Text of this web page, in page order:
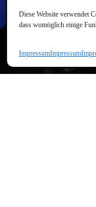
Diese Website verwendet
dass womöglich einige
ImpressumImpressum